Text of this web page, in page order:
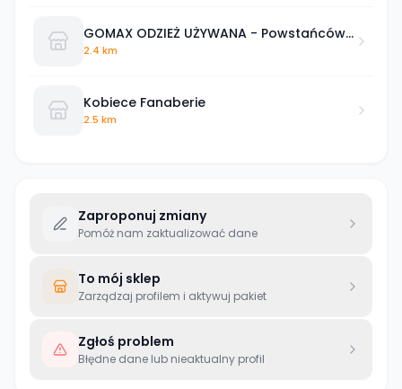
GOMAX ODZIEŻ UŻYWANA - Powstańców
Wlkp 62
2.4 km
Kobiece Fanaberie
2.5 km
Zaproponuj zmiany
Pomóż nam zaktualizować dane
To mój sklep
Zarządzaj profilem i aktywuj pakiet
Zgłoś problem
Błędne dane lub nieaktualny profil